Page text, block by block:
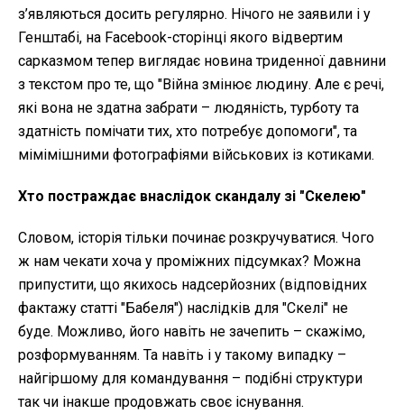
з’являються досить регулярно. Нічого не заявили і у
Генштабі, на Facebook-сторінці якого відвертим
сарказмом тепер виглядає новина триденної давнини
з текстом про те, що "Війна змінює людину. Але є речі,
які вона не здатна забрати – людяність, турботу та
здатність помічати тих, хто потребує допомоги", та
мімімішними фотографіями військових із котиками.
Хто постраждає внаслідок скандалу зі "Скелею"
Словом, історія тільки починає розкручуватися. Чого
ж нам чекати хоча у проміжних підсумках? Можна
припустити, що якихось надсерйозних (відповідних
фактажу статті "Бабеля") наслідків для "Скелі" не
буде. Можливо, його навіть не зачепить – скажімо,
розформуванням. Та навіть і у такому випадку –
найгіршому для командування – подібні структури
так чи інакше продовжать своє існування.